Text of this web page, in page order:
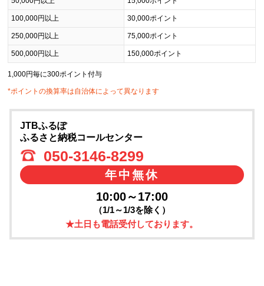
100,000円以上 30,000ポイント
250,000円以上 75,000ポイント
500,000円以上 150,000ポイント
1,000円毎に300ポイント付与
*ポイントの換算率は自治体によって異なります
JTBふるぽ
ふるさと納税コールセンター
050-3146-8299
年中無休
10:00～17:00
（1/1～1/3を除く）
★土日も電話受付しております。